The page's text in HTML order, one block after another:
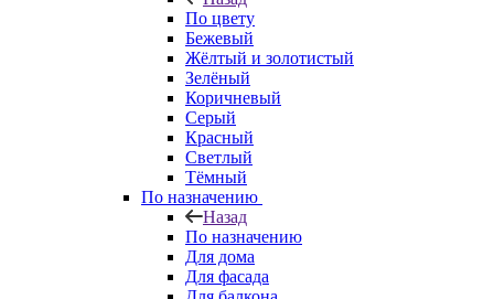
По цвету
Бежевый
Жёлтый и золотистый
Зелёный
Коричневый
Серый
Красный
Светлый
Тёмный
По назначению
Назад
По назначению
Для дома
Для фасада